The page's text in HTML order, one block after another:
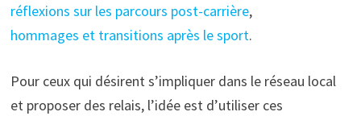
réflexions sur les parcours post-carrière,
hommages et transitions après le sport.
Pour ceux qui désirent s’impliquer dans le réseau local
et proposer des relais, l’idée est d’utiliser ces